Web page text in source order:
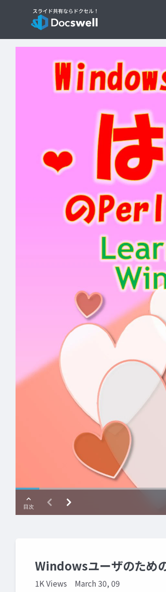
Windowsユーザのため
1K Views March 30, 09